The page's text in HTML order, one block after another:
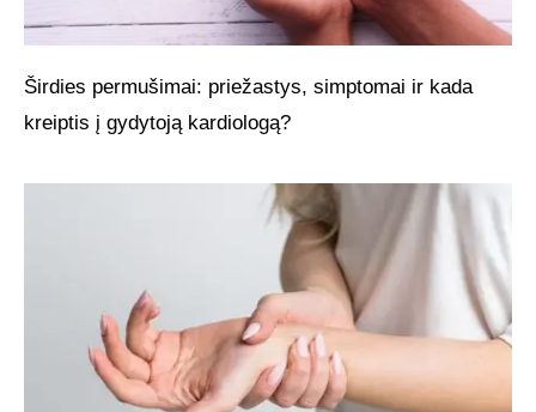
Širdies permušimai: priežastys, simptomai ir kada
kreiptis į gydytoją kardiologą?